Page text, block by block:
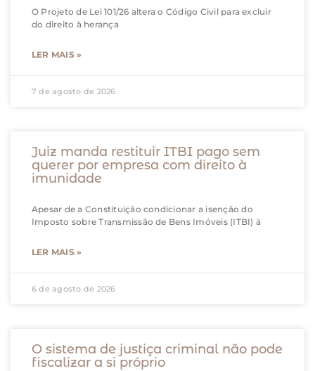
O Projeto de Lei 101/26 altera o Código Civil para excluir
do direito à herança
LER MAIS »
7 de agosto de 2026
Juiz manda restituir ITBI pago sem
querer por empresa com direito à
imunidade
Apesar de a Constituição condicionar a isenção do
Imposto sobre Transmissão de Bens Imóveis (ITBI) à
LER MAIS »
6 de agosto de 2026
O sistema de justiça criminal não pode
fiscalizar a si próprio